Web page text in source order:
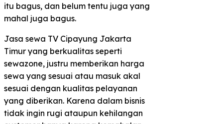
itu bagus, dan belum tentu juga yang
mahal juga bagus.
Jasa sewa TV Cipayung Jakarta
Timur yang berkualitas seperti
sewazone, justru memberikan harga
sewa yang sesuai atau masuk akal
sesuai dengan kualitas pelayanan
yang diberikan. Karena dalam bisnis
tidak ingin rugi ataupun kehilangan